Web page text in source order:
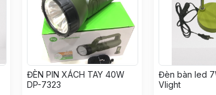
ĐÈN PIN XÁCH TAY 40W
DP-7323
Đèn bàn led
Vlight